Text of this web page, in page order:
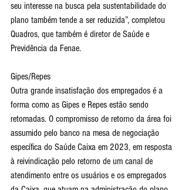
seu interesse na busca pela sustentabilidade do
plano também tende a ser reduzida”, completou
Quadros, que também é diretor de Saúde e
Previdência da Fenae.
Gipes/Repes
Outra grande insatisfação dos empregados é a
forma como as Gipes e Repes estão sendo
retomadas. O compromisso de retorno da área foi
assumido pelo banco na mesa de negociação
específica do Saúde Caixa em 2023, em resposta
à reivindicação pelo retorno de um canal de
atendimento entre os usuários e os empregados